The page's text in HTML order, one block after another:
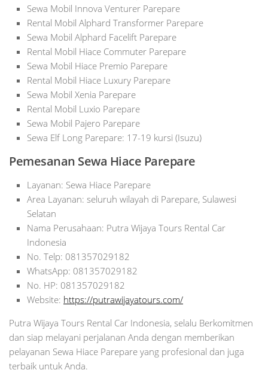
Sewa Mobil Innova Venturer Parepare
Rental Mobil Alphard Transformer Parepare
Sewa Mobil Alphard Facelift Parepare
Rental Mobil Hiace Commuter Parepare
Sewa Mobil Hiace Premio Parepare
Rental Mobil Hiace Luxury Parepare
Sewa Mobil Xenia Parepare
Rental Mobil Luxio Parepare
Sewa Mobil Pajero Parepare
Sewa Elf Long Parepare: 17-19 kursi (Isuzu)
Pemesanan Sewa Hiace Parepare
Layanan: Sewa Hiace Parepare
Area Layanan: seluruh wilayah di Parepare, Sulawesi
Selatan
Nama Perusahaan: Putra Wijaya Tours Rental Car
Indonesia
No. Telp: 081357029182
WhatsApp: 081357029182
No. HP: 081357029182
Website: https://putrawijayatours.com/
Putra Wijaya Tours Rental Car Indonesia, selalu Berkomitmen
dan siap melayani perjalanan Anda dengan memberikan
pelayanan Sewa Hiace Parepare yang profesional dan juga
terbaik untuk Anda.